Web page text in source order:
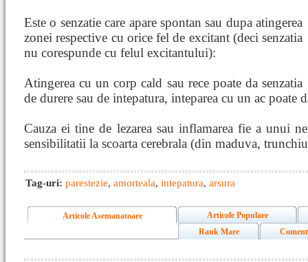
Este o senzatie care apare spontan sau dupa atingerea
zonei respective cu orice fel de excitant (deci senzatia
nu corespunde cu felul excitantului):
Atingerea cu un corp cald sau rece poate da senzatia
de durere sau de intepatura, inteparea cu un ac poate
Cauza ei tine de lezarea sau inflamarea fie a unui
sensibilitatii la scoarta cerebrala (din maduva,
Tag-uri: parestezie, amorteala, intepatura, arsura
Articole Asemanatoare
Articole Populare
Rank Mare